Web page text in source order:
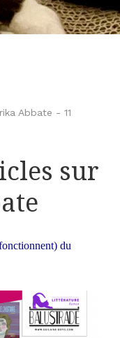
Abbate - 11
sur
du